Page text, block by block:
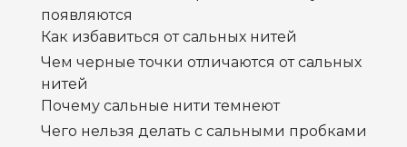
появляются
Как избавиться от сальных нитей
Чем черные точки отличаются от сальных
нитей
Почему сальные нити темнеют
Чего нельзя делать с сальными пробками